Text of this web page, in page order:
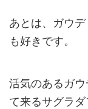
あとは、ガウ
も好きです。
活気のあるガ
て来るサグラダ